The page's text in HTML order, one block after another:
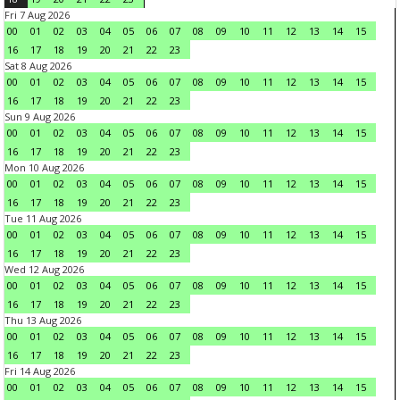
Fri 7 Aug 2026
00
01 02 03 04 05 06 07 08 09 10 11 12 13 14
15
16
17 18 19 20 21 22
23
Sat 8 Aug 2026
00
01 02 03 04 05 06 07 08 09 10 11 12 13 14
15
16
17 18 19 20 21 22
23
Sun 9 Aug 2026
00
01 02 03 04 05 06 07 08 09 10 11 12 13 14
15
16
17 18 19 20 21 22
23
Mon 10 Aug 2026
00
01 02 03 04 05 06 07 08 09 10 11 12 13 14
15
16
17 18 19 20 21 22
23
Tue 11 Aug 2026
00
01 02 03 04 05 06 07 08 09 10 11 12 13 14
15
16
17 18 19 20 21 22
23
Wed 12 Aug 2026
00
01 02 03 04 05 06 07 08 09 10 11 12 13 14
15
16
17 18 19 20 21 22
23
Thu 13 Aug 2026
00
01 02 03 04 05 06 07 08 09 10 11 12 13 14
15
16
17 18 19 20 21 22
23
Fri 14 Aug 2026
00
01 02 03 04 05 06 07 08 09 10 11 12 13 14
15